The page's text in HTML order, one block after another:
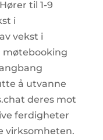
til 1-9
i
vekst i
møtebooking
å utvanne
deres mot
ferdigheter
virksomheten.